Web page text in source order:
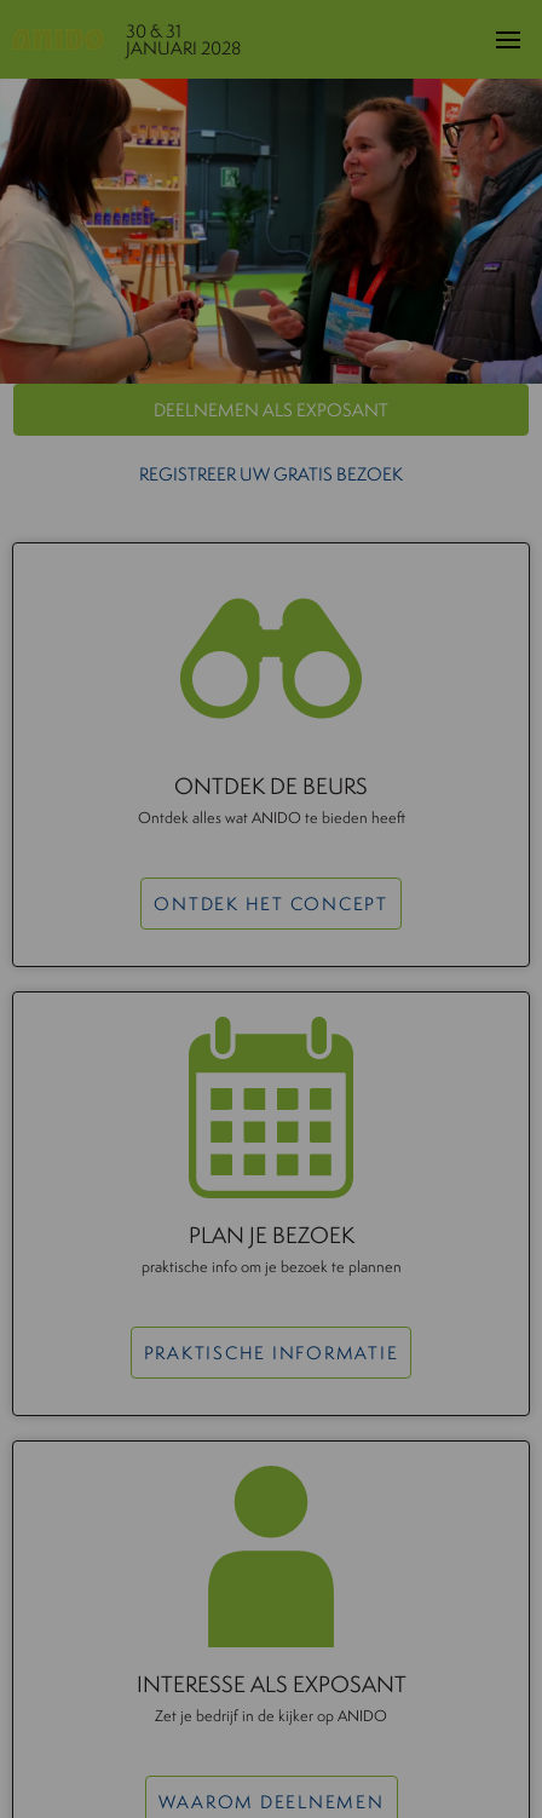
30 & 31
JANUARI 2028
DEELNEMEN ALS EXPOSANT
REGISTREER UW GRATIS BEZOEK
ONTDEK DE BEURS
Ontdek alles wat ANIDO te bieden heeft
ONTDEK HET CONCEPT
PLAN JE BEZOEK
praktische info om je bezoek te plannen
PRAKTISCHE INFORMATIE
INTERESSE ALS EXPOSANT
Zet je bedrijf in de kijker op ANIDO
WAAROM DEELNEMEN